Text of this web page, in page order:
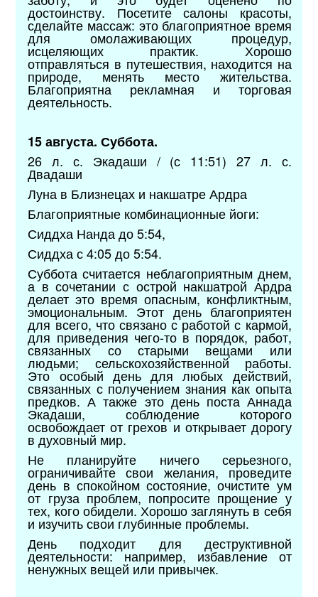
достоинству. Посетите салоны красоты,
сделайте массаж: это благоприятное время
для омолаживающих процедур,
исцеляющих практик. Хорошо
отправляться в путешествия, находится на
природе, менять место жительства.
Благоприятна рекламная и торговая
деятельность.
15 августа. Суббота.
26 л. с. Экадаши / (с 11:51) 27 л. с.
Двадаши
Луна в Близнецах и накшатре Ардра
Благоприятные комбинационные йоги:
Сиддха Нанда до 5:54,
Сиддха с 4:05 до 5:54.
Суббота считается неблагоприятным днем,
а в сочетании с острой накшатрой Ардра
делает это время опасным, конфликтным,
эмоциональным. Этот день благоприятен
для всего, что связано с работой с кармой,
для приведения чего-то в порядок, работ,
связанных со старыми вещами или
людьми; сельскохозяйственной работы.
Это особый день для любых действий,
связанных с получением знания как опыта
предков. А также это день поста Аннада
Экадаши, соблюдение которого
освобождает от грехов и открывает дорогу
в духовный мир.
Не планируйте ничего серьезного,
ограничивайте свои желания, проведите
день в спокойном состояние, очистите ум
от груза проблем, попросите прощение у
тех, кого обидели. Хорошо заглянуть в себя
и изучить свои глубинные проблемы.
День подходит для деструктивной
деятельности: например, избавление от
ненужных вещей или привычек.